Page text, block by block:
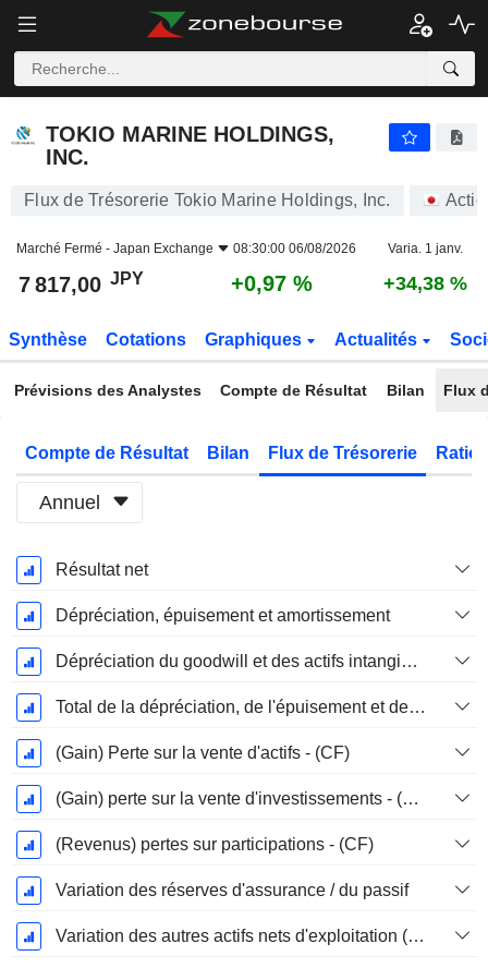
TOKIO MARINE HOLDINGS,
INC.
Flux de Trésorerie Tokio Marine Holdings, Inc.
Marché Fermé - Japan Exchange 08:30:00 06/08/2026 Varia. 1 janv.
7 817,00 JPY +0,97 % +34,38 %
Synthèse Cotations Graphiques Actualités
Prévisions des Analystes Compte de Résultat Bilan Flux
Compte de Résultat Bilan Flux de Trésorerie
Annuel
Période
Fiscale:
Mars
Résultat net
Dépréciation, épuisement et amortissement
Dépréciation du goodwill et des actifs intangibles
Total de la dépréciation, de l'épuisement et de l'amortissement
(Gain) Perte sur la vente d'actifs - (CF)
(Gain) perte sur la vente d'investissements - (CF)
(Revenus) pertes sur participations - (CF)
Variation des réserves d'assurance / du passif
Variation des autres actifs nets d'exploitation (perçus)